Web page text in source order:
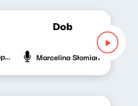
Dobrze
17 listopada 2023 Marcelina Słomian